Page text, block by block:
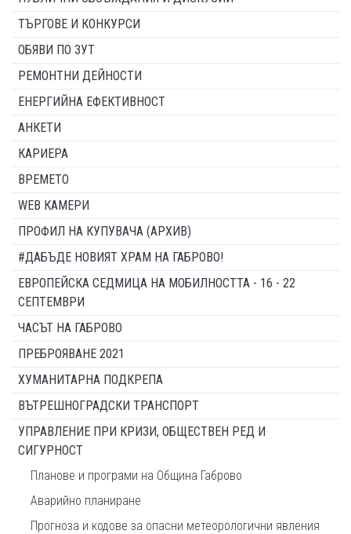
ТЪРГОВЕ И КОНКУРСИ
ОБЯВИ ПО ЗУТ
РЕМОНТНИ ДЕЙНОСТИ
ЕНЕРГИЙНА ЕФЕКТИВНОСТ
АНКЕТИ
КАРИЕРА
ВРЕМЕТО
WEB КАМЕРИ
ПРОФИЛ НА КУПУВАЧА (АРХИВ)
#ДАБЪДЕ НОВИЯТ ХРАМ НА ГАБРОВО!
ЕВРОПЕЙСКА СЕДМИЦА НА МОБИЛНОСТТА - 16 - 22
СЕПТЕМВРИ
ЧАСЪТ НА ГАБРОВО
ПРЕБРОЯВАНЕ 2021
ХУМАНИТАРНА ПОДКРЕПА
ВЪТРЕШНОГРАДСКИ ТРАНСПОРТ
УПРАВЛЕНИЕ ПРИ КРИЗИ, ОБЩЕСТВЕН РЕД И
СИГУРНОСТ
Планове и програми на Община Габрово
Аварийно планиране
Прогноза и кодове за опасни метеорологични явления